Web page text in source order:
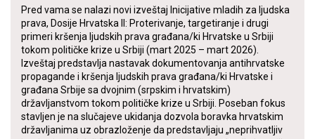
Pred vama se nalazi novi izveštaj Inicijative mladih za ljudska
prava, Dosije Hrvatska II: Proterivanje, targetiranje i drugi
primeri kršenja ljudskih prava građana/ki Hrvatske u Srbiji
tokom političke krize u Srbiji (mart 2025 – mart 2026).
Izveštaj predstavlja nastavak dokumentovanja antihrvatske
propagande i kršenja ljudskih prava građana/ki Hrvatske i
građana Srbije sa dvojnim (srpskim i hrvatskim)
državljanstvom tokom političke krize u Srbiji. Poseban fokus
stavljen je na slučajeve ukidanja dozvola boravka hrvatskim
državljanima uz obrazloženje da predstavljaju „neprihvatljiv